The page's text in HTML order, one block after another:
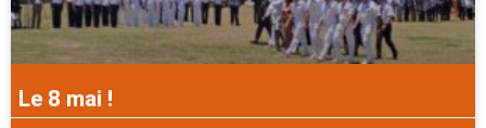
Le 8 mai !